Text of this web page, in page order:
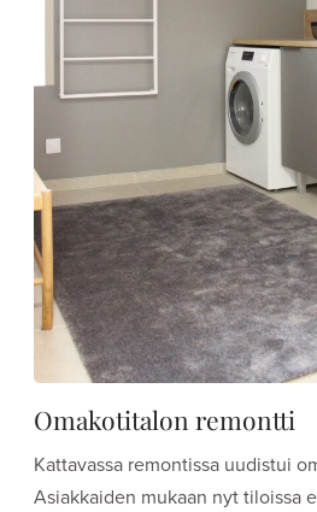
Omakotitalon remontti
Kattavassa remontissa uudistui
Asiakkaiden mukaan nyt tiloissa